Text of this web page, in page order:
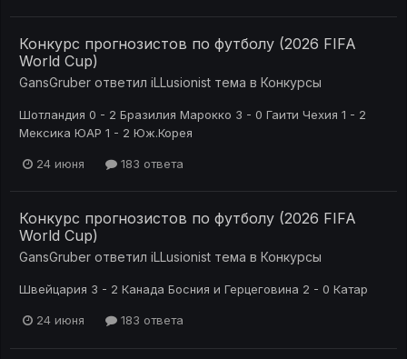
Конкурс прогнозистов по футболу (2026 FIFA
World Cup)
GansGruber ответил iLLusionist тема в Конкурсы
Шотландия 0 - 2 Бразилия Марокко 3 - 0 Гаити Чехия 1 - 2
Мексика ЮАР 1 - 2 Юж.Корея
24 июня 183 ответа
Конкурс прогнозистов по футболу (2026 FIFA
World Cup)
GansGruber ответил iLLusionist тема в Конкурсы
Швейцария 3 - 2 Канада Босния и Герцеговина 2 - 0 Катар
24 июня 183 ответа